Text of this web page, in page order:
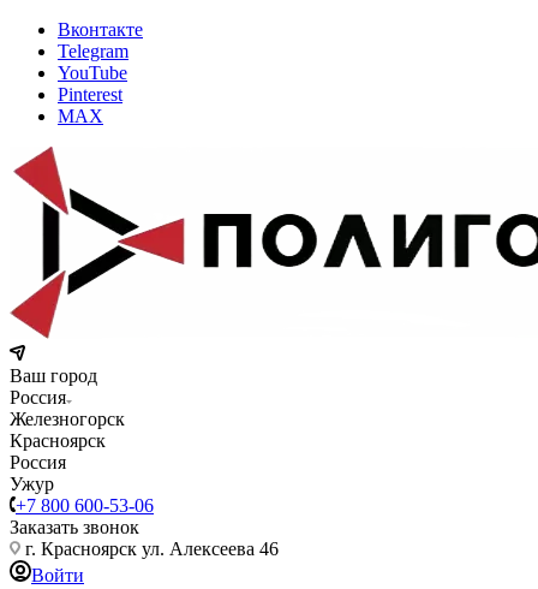
Вконтакте
Telegram
YouTube
Pinterest
MAX
Ваш город
Россия
Железногорск
Красноярск
Россия
Ужур
+7 800 600-53-06
Заказать звонок
г. Красноярск ул. Алексеева 46
Войти